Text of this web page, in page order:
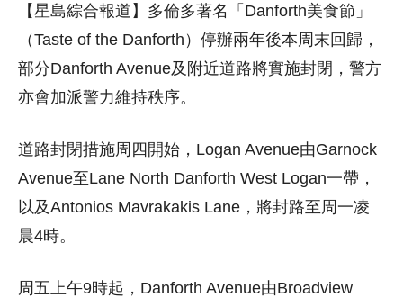
【星島綜合報道】多倫多著名「Danforth美食節」
（Taste of the Danforth）停辦兩年後本周末回歸，
部分Danforth Avenue及附近道路將實施封閉，警方
亦會加派警力維持秩序。
道路封閉措施周四開始，Logan Avenue由Garnock
Avenue至Lane North Danforth West Logan一帶，
以及Antonios Mavrakakis Lane，將封路至周一凌
晨4時。
周五上午9時起，Danforth Avenue由Broadview